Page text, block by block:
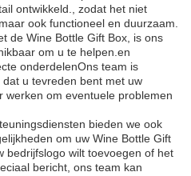
ontwikkeld., zodat het niet
ook functioneel en duurzaam.
de Wine Bottle Gift Box, is ons
om u te helpen.en
onderdelenOns team is
u tevreden bent met uw
werken om eventuele problemen
bieden we ook
om uw Wine Bottle Gift
bedrijfslogo wilt toevoegen of het
bericht, ons team kan